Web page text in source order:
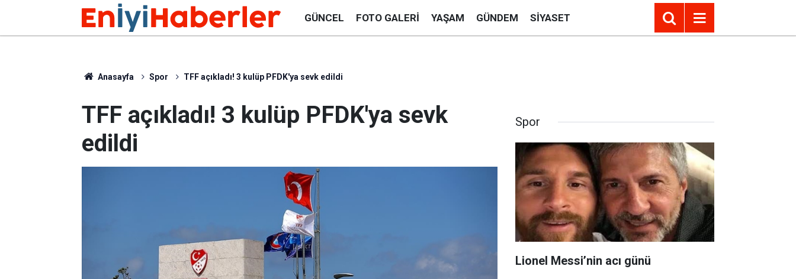
GÜNCEL FOTO GALERI YAŞAM GÜNDEM SIYASET
Anasayfa Spor TFF açıkladı! 3 kulüp PFDK'ya sevk edildi
TFF açıkladı! 3 kulüp PFDK'ya sevk
edildi
Spor
Lionel Messi’nin acı günü